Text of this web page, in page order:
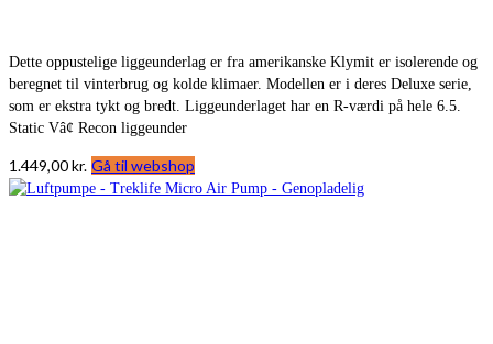
Dette oppustelige liggeunderlag er fra amerikanske Klymit er isolerende og
beregnet til vinterbrug og kolde klimaer. Modellen er i deres Deluxe serie,
som er ekstra tykt og bredt. Liggeunderlaget har en R-værdi på hele 6.5.
Static Vâ¢ Recon liggeunder
1.449,00kr. Gå til webshop